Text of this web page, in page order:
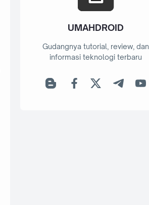
UMAHDROID
Gudangnya tutorial, review, dan
informasi teknologi terbaru